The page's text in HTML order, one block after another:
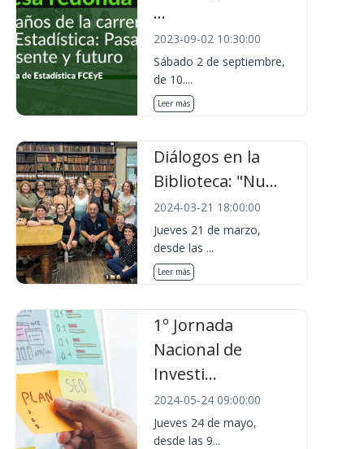
...
2023-09-02 10:30:00
Sábado 2 de septiembre,
de 10....
Leer más
Diálogos en la
Biblioteca: "Nu...
2024-03-21 18:00:00
Jueves 21 de marzo,
desde las ...
Leer más
1º Jornada
Nacional de
Investi...
2024-05-24 09:00:00
Jueves 24 de mayo,
desde las 9...